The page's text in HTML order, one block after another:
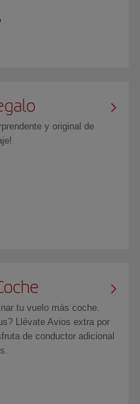
y original de
tu vuelo más coche.
Llévate Avios extra por
de conductor adicional